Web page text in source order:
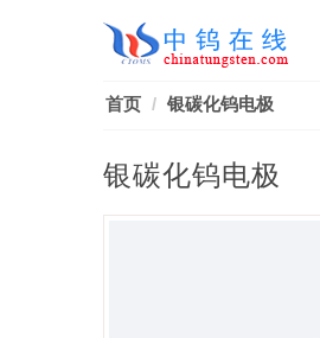
首页 银碳化钨电极
银碳化钨电极